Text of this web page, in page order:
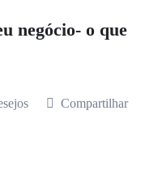
negócio- o que
Compartilhar